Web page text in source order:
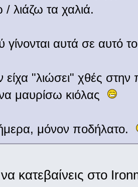
/ λιάζω τα χαλιά.
γίνονται αυτά σε αυτό
είχα "λιώσει" χθές
μαυρίσω κιόλας
μόνον ποδήλατο.
κατεβαίνεις στο